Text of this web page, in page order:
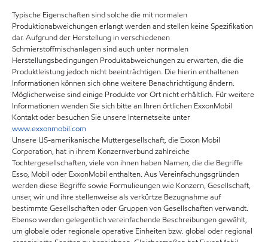
Typische Eigenschaften sind solche die mit normalen
Produktionabweichungen erlangt werden and stellen keine Spezifikation
dar. Aufgrund der Herstellung in verschiedenen
Schmierstoffmischanlagen sind auch unter normalen
Herstellungsbedingungen Produktabweichungen zu erwarten, die die
Produktleistung jedoch nicht beeinträchtigen. Die hierin enthaltenen
Informationen können sich ohne weitere Benachrichtigung ändern.
Möglicherweise sind einige Produkte vor Ort nicht erhältlich. Für weitere
Informationen wenden Sie sich bitte an Ihren örtlichen ExxonMobil
Kontakt oder besuchen Sie unsere Internetseite unter
www.exxonmobil.com
Unsere US-amerikanische Muttergesellschaft, die Exxon Mobil
Corporation, hat in ihrem Konzernverbund zahlreiche
Tochtergesellschaften, viele von ihnen haben Namen, die die Begriffe
Esso, Mobil oder ExxonMobil enthalten. Aus Vereinfachungsgründen
werden diese Begriffe sowie Formulieungen wie Konzern, Gesellschaft,
unser, wir und ihre stellenweise als verkürtze Bezugnahme auf
bestimmte Gesellschaften oder Gruppen von Gesellschaften verwandt.
Ebenso werden gelegentlich vereinfachende Beschreibungen gewählt,
um globale oder regionale operative Einheiten bzw. global oder regional